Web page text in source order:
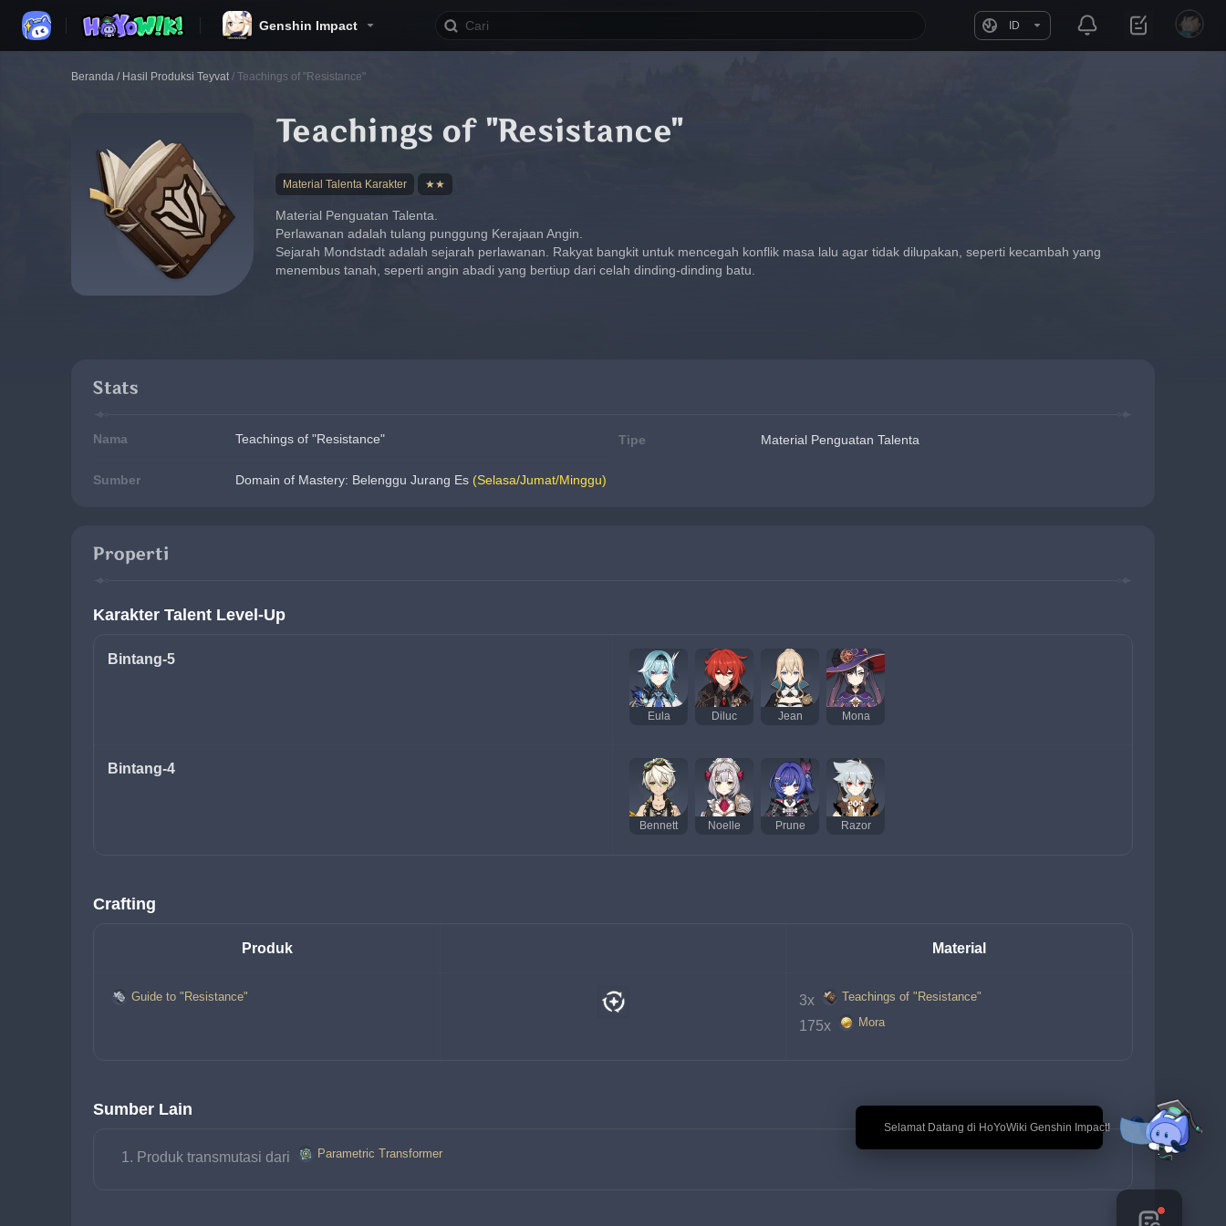
Genshin Impact ID
🎉 Selamat Datang di HoYoWiki Genshin Impact!
Beranda / Hasil Produksi Teyvat / Teachings of "Resistance"
Teachings of "Resistance"
Material Talenta Karakter ★★
Material Penguatan Talenta.
Perlawanan adalah tulang punggung Kerajaan Angin.
Sejarah Mondstadt adalah sejarah perlawanan. Rakyat bangkit untuk mencegah konflik masa lalu agar tidak dilupakan, seperti kecambah yang
menembus tanah, seperti angin abadi yang bertiup dari celah dinding-dinding batu.
Stats
Nama Teachings of "Resistance" Tipe Material Penguatan Talenta
Sumber Domain of Mastery: Belenggu Jurang Es (Selasa/Jumat/Minggu)
Properti
Karakter Talent Level-Up
Bintang-5
Eula Diluc Jean Mona
Bintang-4
Bennett Noelle Prune Razor
Crafting
Produk Material
Guide to "Resistance" 3x Teachings of "Resistance"
175x Mora
Sumber Lain
Produk transmutasi dari Parametric Transformer